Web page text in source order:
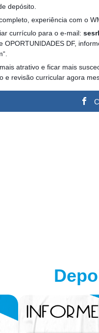
depósito.
experiência com o
currículo para o e-mail:
OPORTUNIDADES DF,
atrativo e ficar mais
e revisão curricular agora